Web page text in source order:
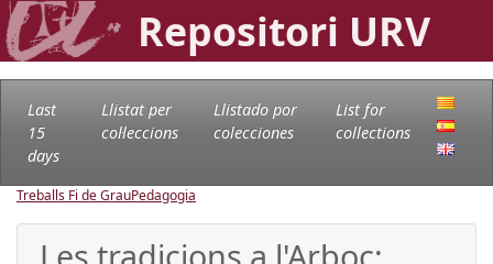
Repositori URV
Last
15
days
Llistat per
col·leccions
Llistado por
colecciones
List for
collections
Treballs Fi de GrauPedagogia